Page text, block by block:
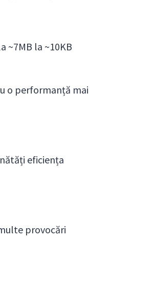
~7MB la ~10KB
o performanță mai
eficiența
provocări